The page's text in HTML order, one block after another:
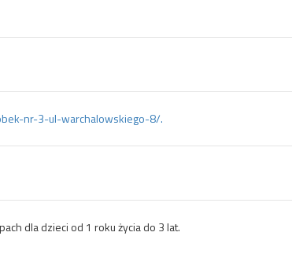
nr-3-ul-warchalowskiego-8/.
dla dzieci od 1 roku życia do 3 lat.